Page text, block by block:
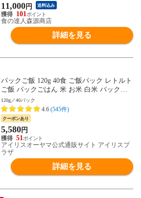
11,000円 送料込み
101
食の達人森源商店
詳細を見る
パックご飯 120g 40食 ご飯パック レトルト
ご飯 パックごはん 米 お米 白米 パック米
一人暮らし 120g×40P アイリスオーヤマ 低
温製法米 まとめ買い ストック 備蓄 保存食
非常食 [食品]
120g／40パック
4.6 (545件)
クーポンあり
5,580円
51
アイリスオーヤマ公式通販サイト アイリスプ
ラザ
詳細を見る